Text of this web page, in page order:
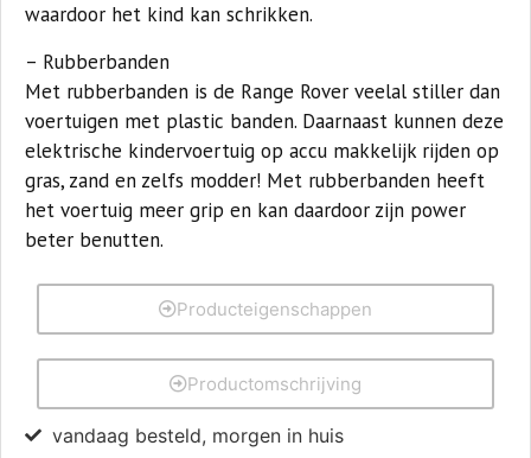
waardoor het kind kan schrikken.
– Rubberbanden
Met rubberbanden is de Range Rover veelal stiller dan
voertuigen met plastic banden. Daarnaast kunnen deze
elektrische kindervoertuig op accu makkelijk rijden op
gras, zand en zelfs modder! Met rubberbanden heeft
het voertuig meer grip en kan daardoor zijn power
beter benutten.
Producteigenschappen
Productomschrijving
vandaag besteld, morgen in huis